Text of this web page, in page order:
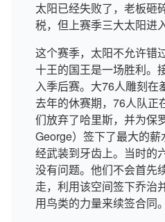
太阳已经失败了，老板砸
税，但上赛季三大太阳进
这个赛季，太阳不允许错
十王的国王是一场胜利。
入季后赛。大76人雕刻在
去年的休赛期，76人队正
们放弃了哈里斯，并为保
George）签下了最大的
经武装到牙齿上。当时的
没有问题。他们不会首先
走，利用该空间签下乔治
用鸟类的力量来续签合同。